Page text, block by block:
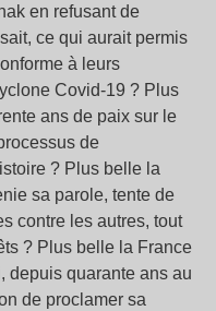
en refusant de
ce qui aurait permis
à leurs
Covid-19 ? Plus
ans de paix sur le
de
? Plus belle la
sa parole, tente de
contre les autres, tout
? Plus belle la France
depuis quarante ans au
de proclamer sa